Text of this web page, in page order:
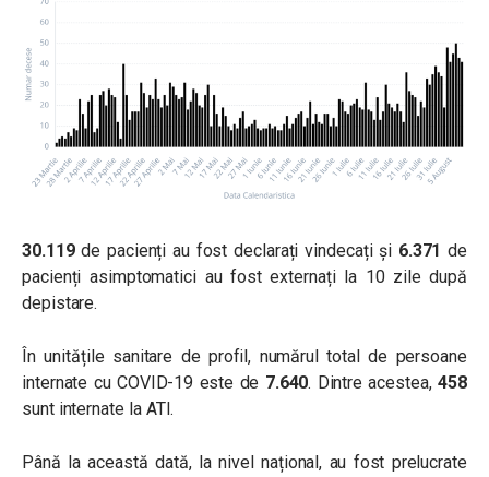
30.119de pacienți au fost declarați vindecați și 6.371 de
pacienți asimptomatici au fost externați la 10 zile după
depistare.
În unitățile sanitare de profil, numărul total de persoane
internate cu COVID-19 este de 7.640. Dintre acestea,458
sunt internate la ATI.
Până la această dată, la nivel național, au fost prelucrate